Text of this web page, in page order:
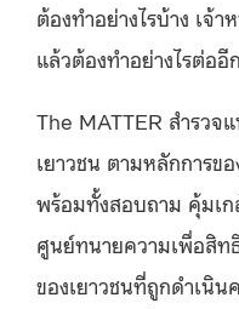
ต้องทำอย่างไรบ้าง เจ้
แล้วต้องทำอย่างไรต่ออี
The MATTER สำรวจ
เยาวชน ตามหลักการข
พร้อมทั้งสอบถาม คุ้มเ
ศูนย์ทนายความเพื่อสิ
ของเยาวชนที่ถูกดำเนิน